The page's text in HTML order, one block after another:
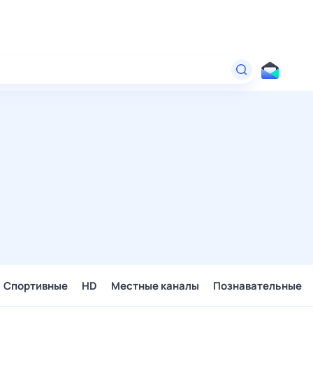
Спортивные HD Местные каналы Познавательные